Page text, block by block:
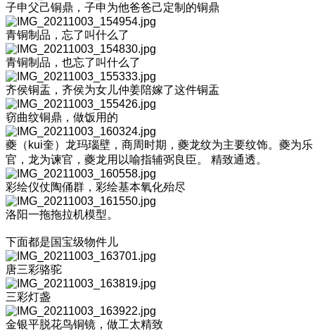
子申父己铜鼎，子申为他爸爸己定制的铜鼎
青铜制品，忘了叫什么了
青铜制品，也忘了叫什么了
齐侯铜盂，齐侯为女儿仲姜陪嫁了这件铜盂
窃曲纹铜鼎，做饭用的
夔（kui奎）龙玛瑙壁，商周时期，夔龙纹为主要纹饰。夔为乐
官，龙为谏官，夔龙用以喻指辅弼良臣。 精致通透。
彩绘仪仗陶俑群，彩绘基本氧化殆尽
洛阳一拖拖拉机模型。
下面都是国宝级物件儿
唐三彩骆驼
三彩灯盏
金银平脱花鸟铜镜，做工太精致